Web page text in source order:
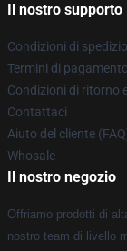
Il nostro supporto
Condizioni di
Termini di pagamento
Condizioni di ritorno
Contattaci
Aiuto del cliente
Whosale
Il nostro negozio
Offriamo prodotti di
nostro team di livello